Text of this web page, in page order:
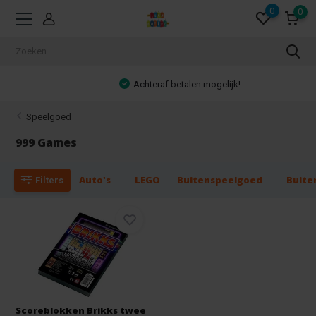
0 0
Achteraf betalen mogelijk!
Speelgoed
999 Games
Filters Auto's LEGO Buitenspeelgoed
Scoreblokken Brikks twee